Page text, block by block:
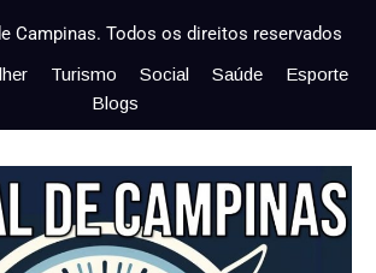
Campinas. Todos os direitos reservados
Turismo Social Saúde
Esporte
Blogs